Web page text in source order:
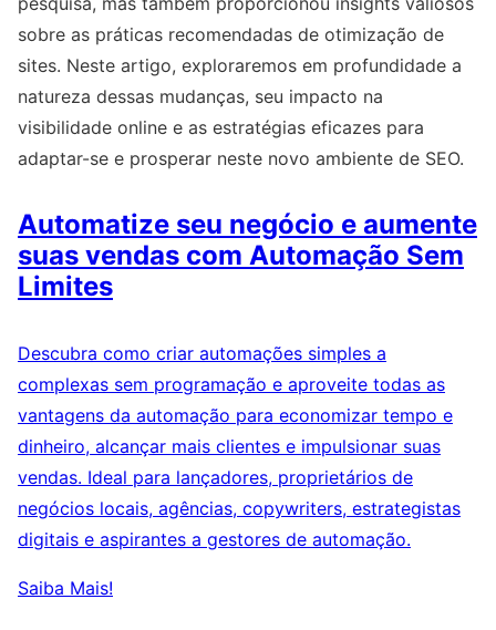
sobre as práticas recomendadas de otimização de
sites. Neste artigo, exploraremos em profundidade a
natureza dessas mudanças, seu impacto na
visibilidade online e as estratégias eficazes para
adaptar-se e prosperar neste novo ambiente de SEO.
Automatize seu negócio e aumente
suas vendas com Automação Sem
Limites
Descubra como criar automações simples a
complexas sem programação e aproveite todas as
vantagens da automação para economizar tempo e
dinheiro, alcançar mais clientes e impulsionar suas
vendas. Ideal para lançadores, proprietários de
negócios locais, agências, copywriters, estrategistas
digitais e aspirantes a gestores de automação.
Saiba Mais!